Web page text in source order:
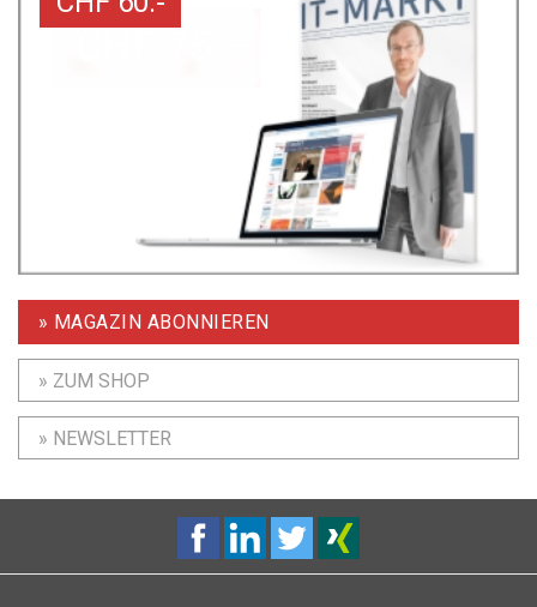
» MAGAZIN ABONNIEREN
» ZUM SHOP
» NEWSLETTER